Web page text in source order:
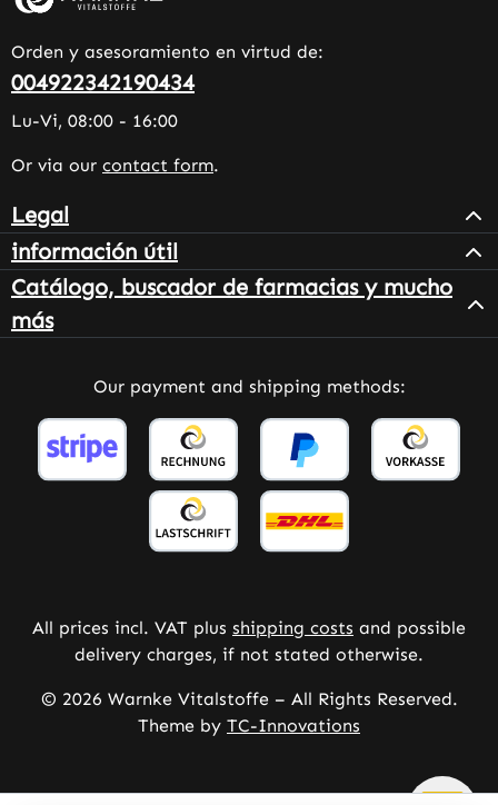
Orden y asesoramiento en virtud de:
004922342190434
Lu-Vi, 08:00 - 16:00
Or via our contact form.
Legal
información útil
Catálogo, buscador de farmacias y mucho
más
Our payment and shipping methods:
All prices incl. VAT plus shipping costs and possible
delivery charges, if not stated otherwise.
© 2026 Warnke Vitalstoffe – All Rights Reserved.
Theme by TC-Innovations